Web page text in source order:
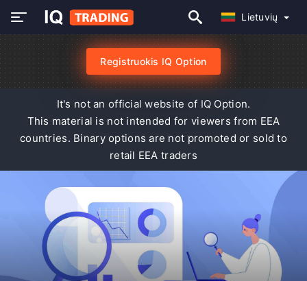
Lietuvių
Registruokis IQ Option
It's not an official website of IQ Option.
This material is not intended for viewers from EEA
countries. Binary options are not promoted or sold to
retail EEA traders